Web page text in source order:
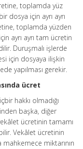
toplamda yüz
dosya için ayrı ayrı
toplamda yüzden
ayrı ayrı tam ücretin
Duruşmalı işlerde
için dosyaya ilişkin
yapılması gerekir.
ücret
hakkı olmadığı
başka, diğer
ücretinin tamamı
Vekâlet ücretinin
mahkemece miktarının